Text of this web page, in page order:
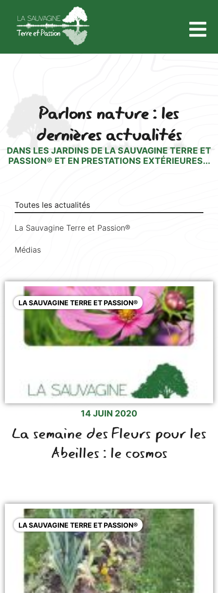
Parlons nature : les
dernières actualités
DANS LES JARDINS DE LA SAUVAGINE TERRE ET
PASSION® ET EN PRESTATIONS EXTÉRIEURES...
Toutes les actualités
La Sauvagine Terre et Passion®
Médias
LA SAUVAGINE TERRE ET PASSION®
14 JUIN 2020
La semaine des Fleurs pour les
Abeilles : le cosmos
LA SAUVAGINE TERRE ET PASSION®